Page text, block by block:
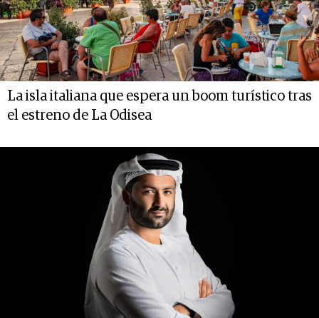
La isla italiana que espera un boom turístico tras
el estreno de La Odisea